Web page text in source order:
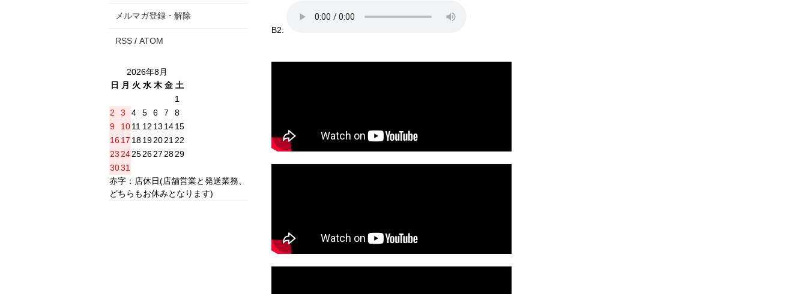
B2:
メルマガ登録・解除
RSS / ATOM
2026年8月
日
月 火 水 木 金 土
1
2
3 4 5 6 7
8
9
1011 12 13 1415
16 17 18192021 22
23 24252627 2829
3031
赤字：店休日(店舗営業と発送業務、
どちらもお休みとなります)